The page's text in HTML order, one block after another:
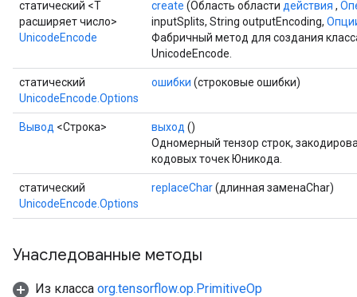
статический <T
расширяет число>
UnicodeEncode
create (Область области действия ,
inputSplits, String outputEncoding,
Фабричный метод для создания
UnicodeEncode.
статический
UnicodeEncode.Options
ошибки (строковые ошибки)
Вывод <Строка> выход ()
Одномерный тензор строк,
кодовых точек Юникода.
статический
UnicodeEncode.Options
replaceChar(длинная заменаChar)
Унаследованные методы
Из класса org.tensorflow.op.PrimitiveOp